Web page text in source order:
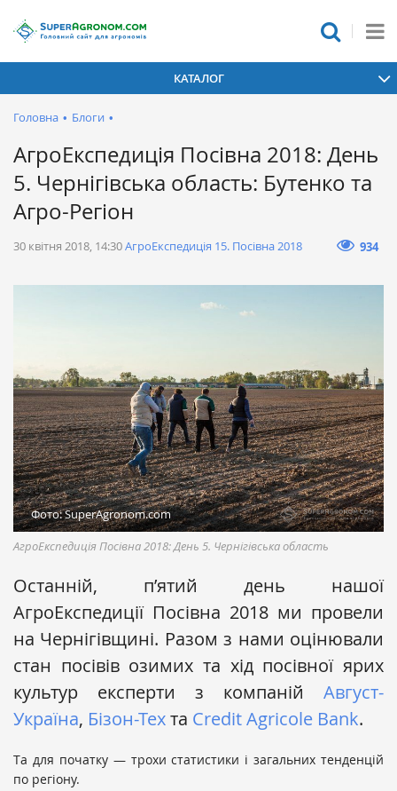
КАТАЛОГ
Головна • Блоги •
АгроЕкспедиція Посівна 2018: День
5. Чернігівська область: Бутенко та
Агро-Регіон
30 квітня 2018, 14:30АгроЕкспедиція 15. Посівна 2018 934
Фото: SuperAgronom.com
АгроЕкспедиція Посівна 2018: День 5. Чернігівська область
Останній, п’ятий день нашої
АгроЕкспедиції Посівна 2018 ми провели
на Чернігівщині. Разом з нами оцінювали
стан посівів озимих та хід посівної ярих
культур експерти з компаній Август-
Україна, Бізон-Техта Credit Agricole Bank.
Та для початку — трохи статистики і загальних тенденцій
по регіону.